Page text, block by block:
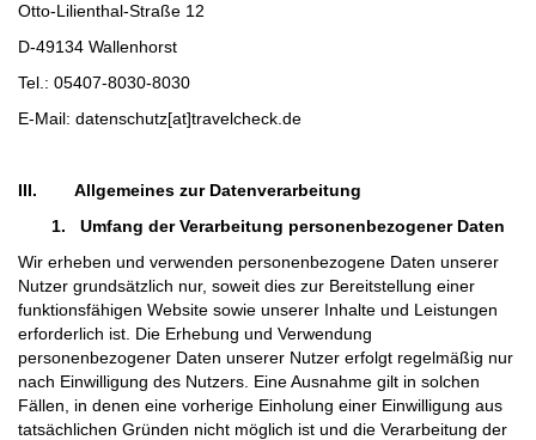
Otto-Lilienthal-Straße 12
D-49134 Wallenhorst
Tel.: 05407-8030-8030
E-Mail: datenschutz[at]travelcheck.de
III. Allgemeines zur Datenverarbeitung
1. Umfang der Verarbeitung personenbezogener Daten
Wir erheben und verwenden personenbezogene Daten unserer
Nutzer grundsätzlich nur, soweit dies zur Bereitstellung einer
funktionsfähigen Website sowie unserer Inhalte und Leistungen
erforderlich ist. Die Erhebung und Verwendung
personenbezogener Daten unserer Nutzer erfolgt regelmäßig nur
nach Einwilligung des Nutzers. Eine Ausnahme gilt in solchen
Fällen, in denen eine vorherige Einholung einer Einwilligung aus
tatsächlichen Gründen nicht möglich ist und die Verarbeitung der